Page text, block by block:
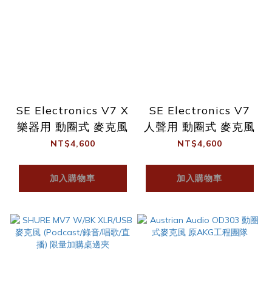
SE Electronics V7 X
樂器用 動圈式 麥克風
NT$4,600
加入購物車
SE Electronics V7
人聲用 動圈式 麥克風
NT$4,600
加入購物車